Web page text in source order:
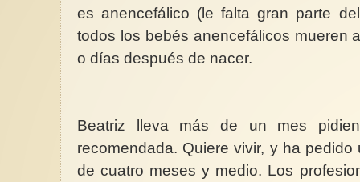
es anencefálico (le falta gran parte
todos los bebés anencefálicos mueren
o días después de nacer.
Beatriz lleva más de un mes
recomendada. Quiere vivir, y ha
de cuatro meses y medio. Los